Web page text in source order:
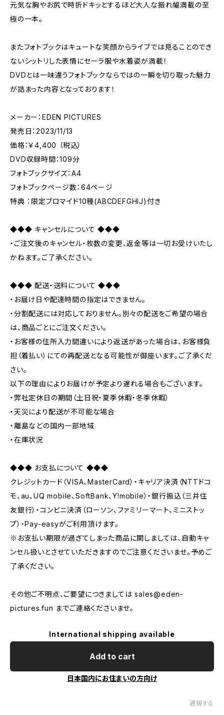
元気な胸やお尻で時折ドキッとするほど大人な振れ幅満載の至
極の一本。
またフォトブックはキュートな笑顔からライブでは見ることのでき
ないシットリした表情にセーラ服や水着姿が満載！
DVDとは一味違うフォトブックならではの一瞬を切り取った魅力
が詰まった内容となっております！
メーカー：EDEN PICTURES
発売日：2023/11/13
価格：￥4,400 （税込）
DVD収録時間：109分
フォトブックサイズ：A4
フォトブックページ数：64ページ
特典 ：限定ブロマイド10種(ABCDEFGHIJ)付き
◆◆◆ キャンセルについて ◆◆◆
・ご注文後のキャンセル・枚数の変更、返金等は一切お受けいたし
かねます。ご了承ください。
◆◆◆ 配送・送料について ◆◆◆
・お届け日や配達時間の指定はできません。
・分割配送には対応しておりません。別々の配送をご希望の場合
は、商品ごとにご注文ください。
・お客様の住所入力間違いにより返送があった場合は、お客様負
担（着払い）にての再配送となる可能性が御座います。ご了承くだ
さい。
以下の理由によりお届けが予定より遅れる場合もございます。
・弊社定休日の期間（土日祝・夏季休暇・冬季休暇）
・天災により配送が不可能な場合
・離島などの国内一部地域
・在庫状況
◆◆◆ お支払について ◆◆◆
クレジットカード（VISA、MasterCard）・キャリア決済（NTTドコ
モ、au、UQ mobile、SoftBank、Y!mobile）・銀行振込（三井住
友銀行）・コンビニ決済（ローソン、ファミリーマート、ミニストッ
プ）・Pay-easyがご利用頂けます。
※お支払い期限が過ぎてしまった商品に関しましては、自動キャ
ンセル扱いとさせていただきますのでご注意くださいませ。予めご
了承ください。
その他ご不明点、ご要望につきましてはsales@eden-
pictures.fun までご連絡くださいませ。
International shipping available
Add to cart
日本国内にお住まいの方向け
通報する